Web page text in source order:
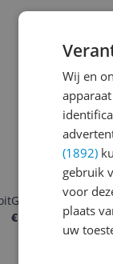
Goedkoopste nu
€ 16,99
Wij en
(1892)
gebruik
voor
plaats
uw